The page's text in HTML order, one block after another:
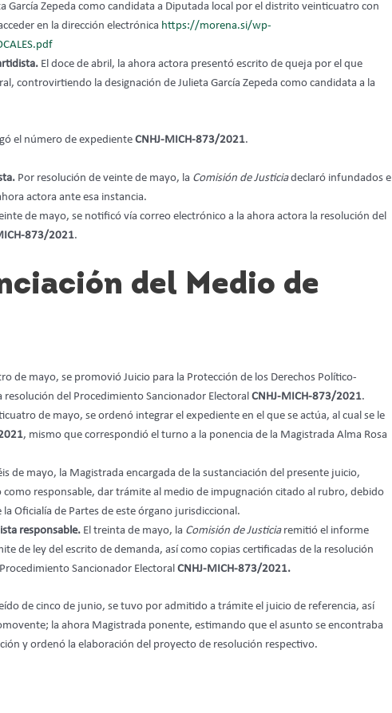
García Zepeda como candidata a Diputada local por el distrito veinticuatro con
en la dirección electrónica https://morena.si/wp-
El doce de abril, la ahora actora presentó escrito de queja por el que
controvirtiendo la designación de Julieta García Zepeda como candidata a la
el número de expediente CNHJ-MICH-873/2021.
Por resolución de veinte de mayo, la Comisión de Justiciadeclaró infundados e
actora ante esa instancia.
de mayo, se notificó vía correo electrónico a la ahora actora la resolución del
873/2021.
del Medio de
de mayo, se promovió Juicio para la Protección de los Derechos Político-
del Procedimiento Sancionador Electoral CNHJ-MICH-873/2021.
de mayo, se ordenó integrar el expediente en el que se actúa, al cual se le
, mismo que correspondió el turno a la ponencia de la Magistrada Alma Rosa
de mayo, la Magistrada encargada de la sustanciación del presente juicio,
responsable, dar trámite al medio de impugnación citado al rubro, debido
Oficialía de Partes de este órgano jurisdiccional.
responsable. El treinta de mayo, la Comisión de Justicia remitió el informe
de ley del escrito de demanda, así como copias certificadas de la resolución
Sancionador Electoral CNHJ-MICH-873/2021.
de cinco de junio, se tuvo por admitido a trámite el juicio de referencia, así
la ahora Magistrada ponente, estimando que el asunto se encontraba
y ordenó la elaboración del proyecto de resolución respectivo.